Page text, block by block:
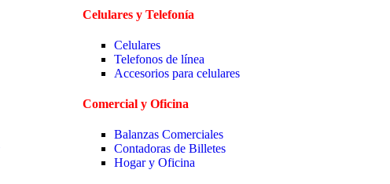
Celulares y Telefonía
Celulares
Telefonos de línea
Accesorios para celulares
Comercial y Oficina
Balanzas Comerciales
Contadoras de Billetes
Hogar y Oficina